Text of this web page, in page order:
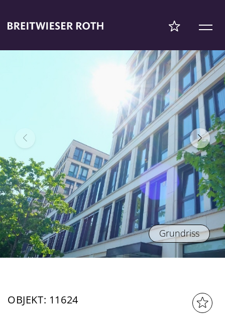
Grundriss
OBJEKT: 11624